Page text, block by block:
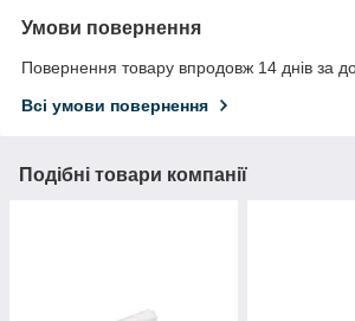
Умови повернення
Повернення товару впродовж 14 днів за
Всі умови повернення
Подібні товари компанії